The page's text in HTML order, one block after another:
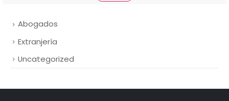
Abogados
Extranjería
Uncategorized